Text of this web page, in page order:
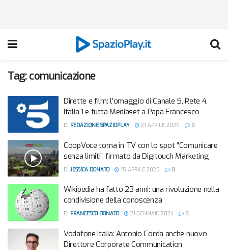
Tag:comunicazione
Dirette e film: l’omaggio di Canale 5, Rete 4,
Italia 1 e tutta Mediaset a Papa Francesco
DI REDAZIONE SPAZIOPLAY 21 APRILE 2025 0
CoopVoce torna in TV con lo spot “Comunicare
senza limiti”, firmato da Digitouch Marketing
DI JESSICA DONATO 15 APRILE 2025 0
Wikipedia ha fatto 23 anni: una rivoluzione nella
condivisione della conoscenza
DI FRANCESCO DONATO 21 GENNAIO 2024 0
Vodafone Italia: Antonio Corda anche nuovo
Direttore Corporate Communication